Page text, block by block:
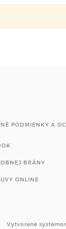
PODMIENKY A
BRÁNY
ONLINE
Vytvorené